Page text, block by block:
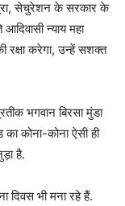
सेचुरेशन के सरकार के
न्याय महा
रक्षा करेगा, उन्हें सशक्त
भगवान बिरसा मुंडा
कोना-कोना ऐसी ही
है.
दिवस भी मना रहे हैं.